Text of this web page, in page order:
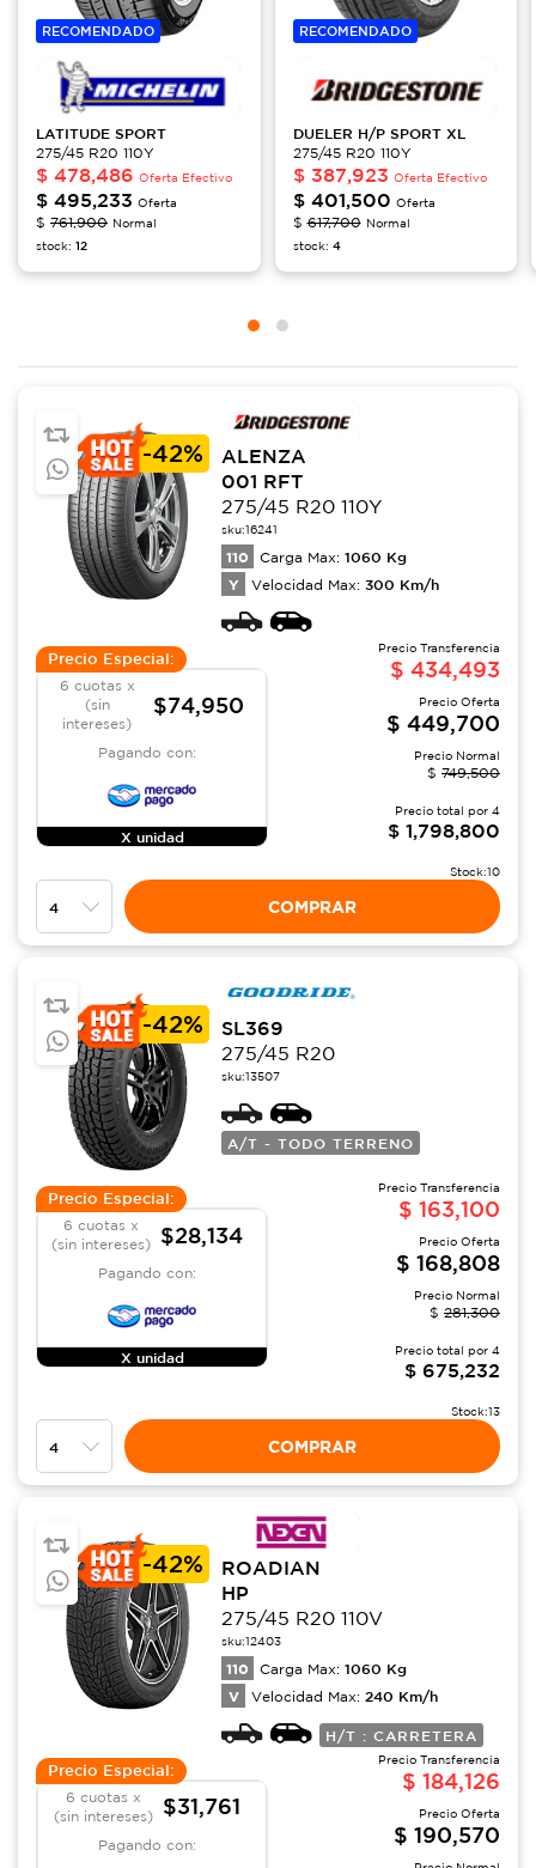
RECOMENDADO
LATITUDE SPORT
275/45 R20 110Y
$ 478,486 Oferta Efectivo
$ 495,233 Oferta
$ 761,900 Normal
stock: 12
RECOMENDADO
DUELER H/P SPORT XL
275/45 R20 110Y
$ 387,923 Oferta Efectivo
$ 401,500 Oferta
$617,700 Normal
stock: 4
-42%
ALENZA
001 RFT
275/45 R20 110Y
sku:16241
110 Carga Max: 1060 Kg
Y Velocidad Max: 300 Km/h
Precio Especial:
6 cuotas x
(sin
intereses)
$74,950
Pagando con:
X unidad
Precio Transferencia
$ 434,493
Precio Oferta
$ 449,700
Precio Normal
$ 749,500
Precio total por 4
$ 1,798,800
Stock:10
COMPRAR
-42%
SL369
275/45 R20
sku:13507
A/T - TODO TERRENO
Precio Especial:
6 cuotas x
(sin intereses)
$28,134
Pagando con:
X unidad
Precio Transferencia
$ 163,100
Precio Oferta
$ 168,808
Precio Normal
$ 281,300
Precio total por 4
$ 675,232
Stock:13
COMPRAR
-42%
ROADIAN
HP
275/45 R20 110V
sku:12403
110 Carga Max: 1060 Kg
V Velocidad Max: 240 Km/h
H/T : CARRETERA
Precio Especial:
6 cuotas x
(sin intereses)
$31,761
Pagando con:
Precio Transferencia
$ 184,126
Precio Oferta
$ 190,570